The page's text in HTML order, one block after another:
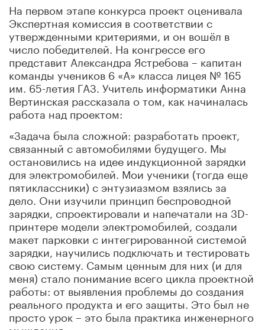
На первом этапе конкурса проект оценивала
Экспертная комиссия в соответствии с
утвержденными критериями, и он вошёл в
число победителей. На конгрессе его
представит Александра Ястребова – капитан
команды учеников 6 «А» класса лицея № 165
им. 65-летия ГАЗ. Учитель информатики Анна
Вертинская рассказала о том, как начиналась
работа над проектом:
«Задача была сложной: разработать проект,
связанный с автомобилями будущего. Мы
остановились на идее индукционной зарядки
для электромобилей. Мои ученики (тогда еще
пятиклассники) с энтузиазмом взялись за
дело. Они изучили принцип беспроводной
зарядки, спроектировали и напечатали на 3D-
принтере модели электромобилей, создали
макет парковки с интегрированной системой
зарядки, научились подключать и тестировать
свою систему. Самым ценным для них (и для
меня) стало понимание всего цикла проектной
работы: от выявления проблемы до создания
реального продукта и его защиты. Это был не
просто урок – это была практика инженерного